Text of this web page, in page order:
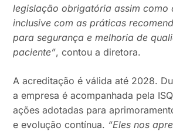
legislação obrigatória assim como
inclusive com as práticas
para segurança e melhoria de
paciente”, contou a diretora.
A acreditação é válida até 2028.
a empresa é acompanhada pela
ações adotadas para
e evolução contínua. “Eles nos